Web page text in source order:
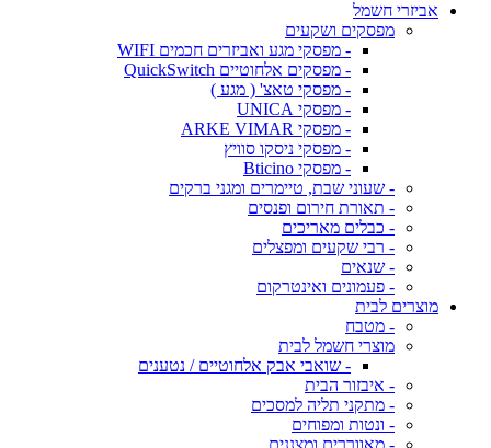
אביזרי חשמל
מפסקים ושקעים
- מפסקי מגע ואביזרים חכמים WIFI
- מפסקים אלחוטיים QuickSwitch
- מפסקי טאצ' ( מגע )
- מפסקי UNICA
- מפסקי ARKE VIMAR
- מפסקי ניסקו סוויץ
- מפסקי Bticino
- שעוני שבת, טיימרים ומגני ברקים
- תאורת חירום ופנסים
- כבלים מאריכים
- רבי שקעים ומפצלים
- שנאים
- פעמונים ואינטרקום
מוצרים לבית
- מטבח
מוצרי חשמל לבית
- שואבי אבק אלחוטיים / נטענים
- איבזור הבית
- מתקני תליה למסכים
- ונטות ומפוחים
- מאווררים ומצננים